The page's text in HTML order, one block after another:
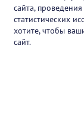
Контакты
сайта,
статистических
хотите, чтобы
сайт.